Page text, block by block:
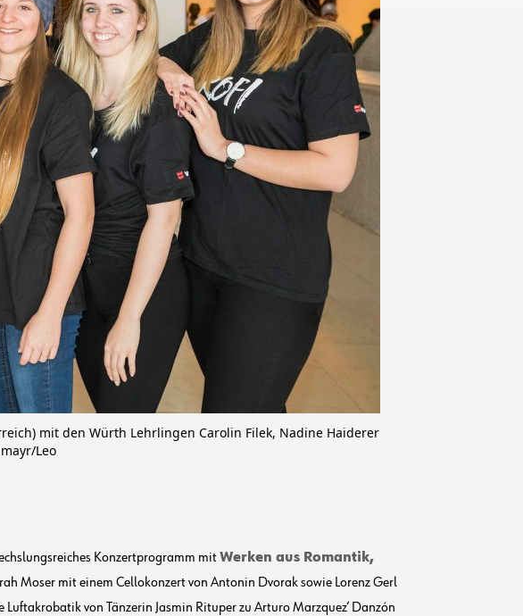
mit den Würth Lehrlingen Carolin Filek, Nadine Haiderer
Leo
Konzertprogramm mitWerken aus Romantik,
Moser mit einem Cellokonzert von Antonin Dvorak sowie Lorenz Gerl
von Tänzerin Jasmin Rituper zu Arturo Marzquez‘ Danzón